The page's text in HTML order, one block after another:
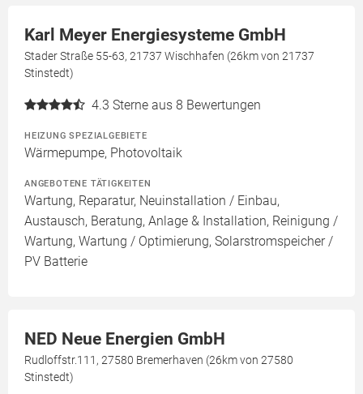
Karl Meyer Energiesysteme GmbH
Stader Straße 55-63, 21737 Wischhafen (26km von 21737
Stinstedt)
4.3 Sterne aus 8 Bewertungen
HEIZUNG SPEZIALGEBIETE
Wärmepumpe, Photovoltaik
ANGEBOTENE TÄTIGKEITEN
Wartung, Reparatur, Neuinstallation / Einbau,
Austausch, Beratung, Anlage & Installation, Reinigung /
Wartung, Wartung / Optimierung, Solarstromspeicher /
PV Batterie
NED Neue Energien GmbH
Rudloffstr.111, 27580 Bremerhaven (26km von 27580
Stinstedt)